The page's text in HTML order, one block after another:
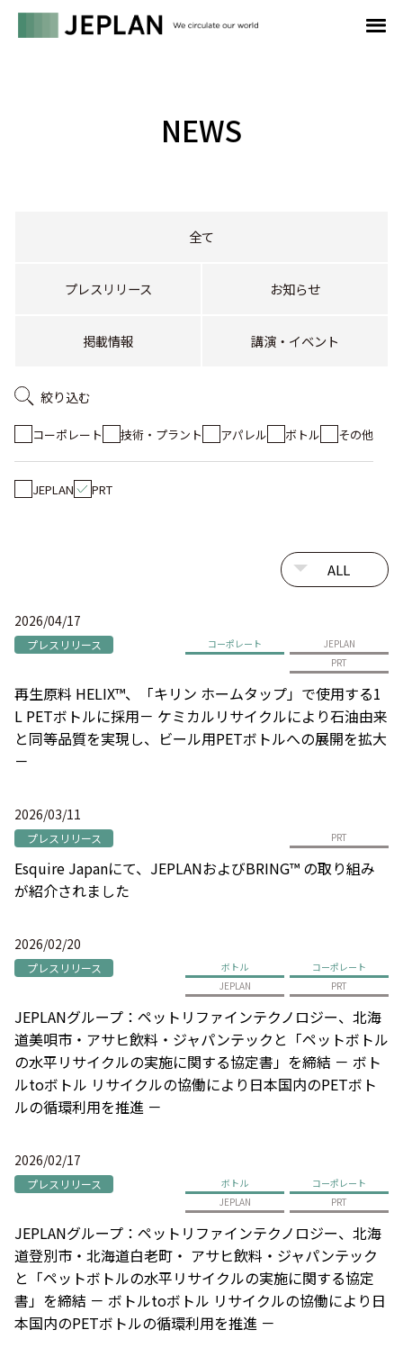
NEWS
全て
プレスリリース お知らせ
掲載情報 講演・イベント
絞り込む
コーポレート 技術・プラント アパレル ボトル その他
JEPLAN PRT
2026/04/17
プレスリリース コーポレート
JEPLAN
PRT
再生原料 HELIX™、「キリン ホームタップ」で使用する1
L PETボトルに採用－ ケミカルリサイクルにより石油由来
と同等品質を実現し、ビール用PETボトルへの展開を拡大
－
2026/03/11
プレスリリース PRT
Esquire Japanにて、JEPLANおよびBRING™ の取り組み
が紹介されました
2026/02/20
プレスリリース ボトル
コーポレート
JEPLAN
PRT
JEPLANグループ：ペットリファインテクノロジー、北海
道美唄市・アサヒ飲料・ジャパンテックと「ペットボトル
の水平リサイクルの実施に関する協定書」を締結 － ボト
ルtoボトル リサイクルの協働により日本国内のPETボト
ルの循環利用を推進 －
2026/02/17
プレスリリース ボトル
コーポレート
JEPLAN
PRT
JEPLANグループ：ペットリファインテクノロジー、北海
道登別市・北海道白老町・ アサヒ飲料・ジャパンテック
と「ペットボトルの水平リサイクルの実施に関する協定
書」を締結 － ボトルtoボトル リサイクルの協働により日
本国内のPETボトルの循環利用を推進 －